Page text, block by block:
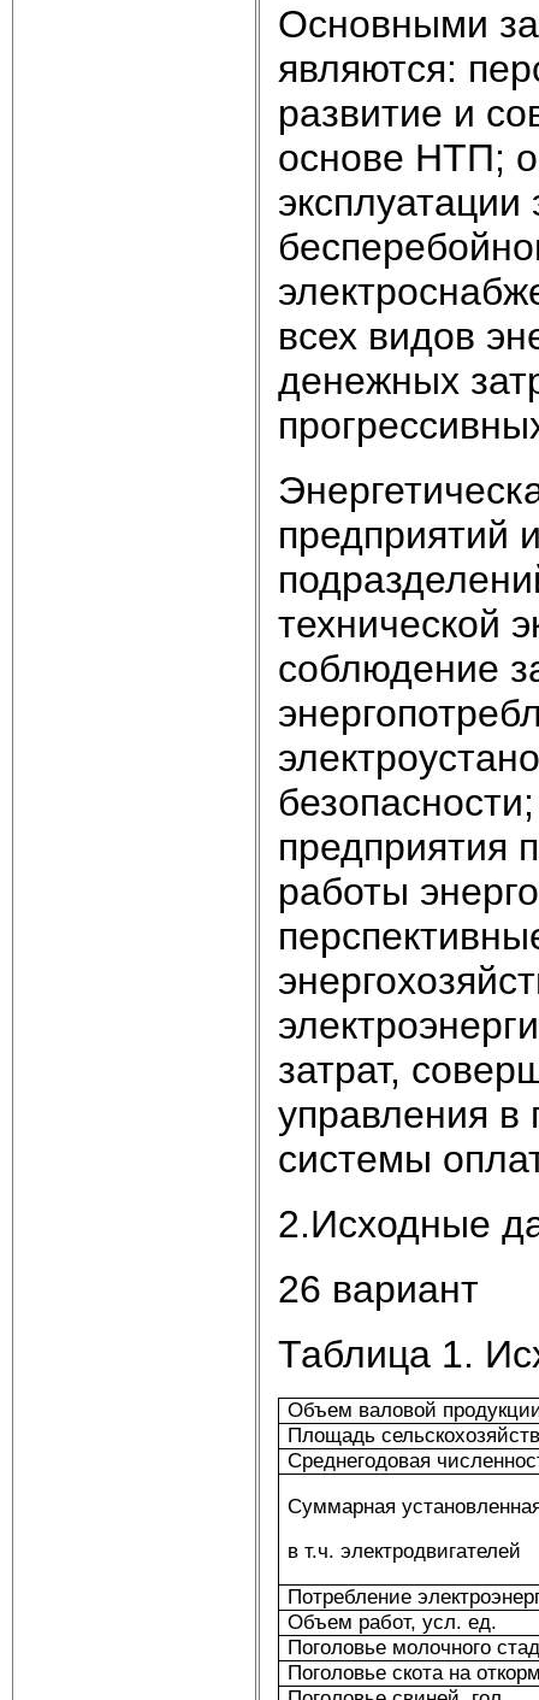
Основными
являются:
развитие и
основе НТП;
эксплуатации
всех видов
денежных
предприятий
технической
соблюдение
предприятия
работы
затрат,
управления
системы
2.Исходные
26 вариант
Таблица 1.
Объем валовой
Площадь
Среднегодовая
Суммарная
в т.ч. электродвигателей
Потребление
Объем работ, усл. ед.
Поголовье молочного
Поголовье скота на